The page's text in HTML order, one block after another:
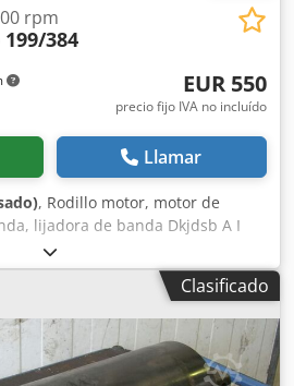
rpm
199/384
EUR 550
precio fijo IVA no incluído
Llamar
, Rodillo motor, motor de
lijadora de banda Dkjdsb A I
repuesto para: Lijadoras EHEMANN
del tambor: 384 mm -
rpm -Potencia: 2,2 kW -
-También hay otras
en stock -Peso: 67 kg
Clasificado